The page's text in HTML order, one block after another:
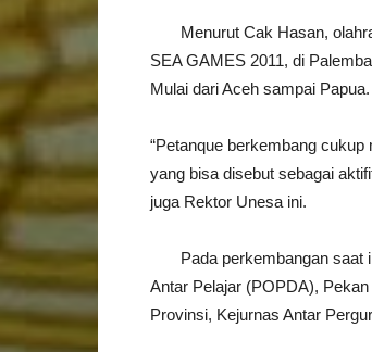
Menurut Cak Hasan,
SEA GAMES 2011, di
Mulai dari Aceh sampai Papua.
“Petanque berkembang
yang bisa disebut sebagai
juga Rektor Unesa ini.
Pada perkembangan saat
Antar Pelajar (POPDA),
Provinsi, Kejurnas Antar